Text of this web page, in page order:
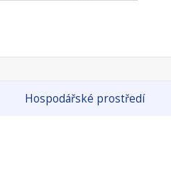
Hospodářské prostředí